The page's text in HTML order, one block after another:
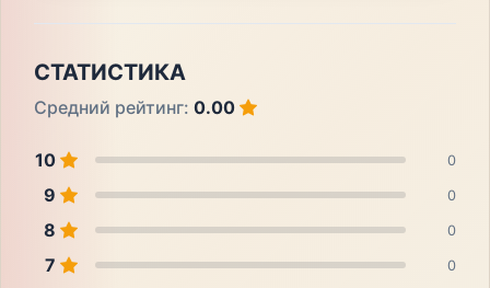
СТАТИСТИКА
Средний рейтинг: 0.00
10 0
9 0
8 0
7 0